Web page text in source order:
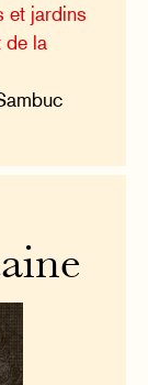
et jardins
de la